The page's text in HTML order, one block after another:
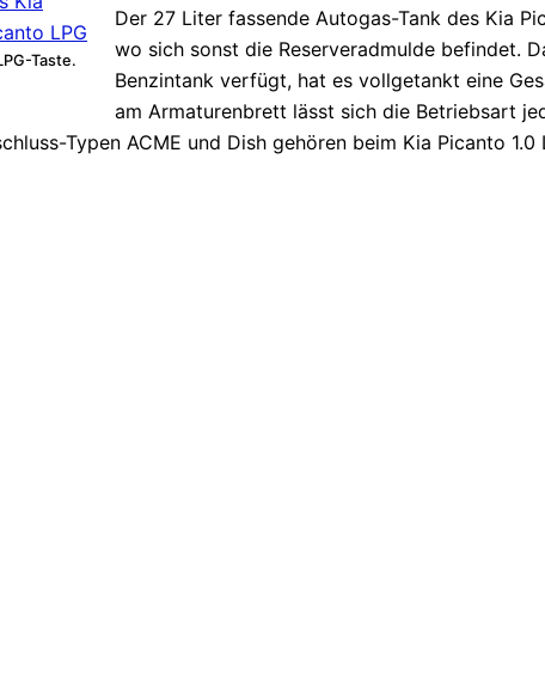
Taste.
Der 27 Liter fassende Autogas-Tank des Kia
wo sich sonst die Reserveradmulde befindet.
Benzintank verfügt, hat es vollgetankt eine
am Armaturenbrett lässt sich die Betriebsart
Typen ACME und Dish gehören beim Kia Picanto